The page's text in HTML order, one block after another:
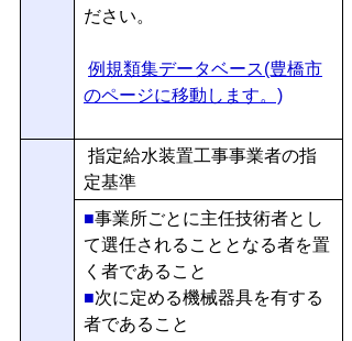
ださい。
例規類集データベース(豊橋市
のページに移動します。)
指定給水装置工事事業者の指
定基準
■事業所ごとに主任技術者とし
て選任されることとなる者を置
く者であること
■次に定める機械器具を有する
者であること